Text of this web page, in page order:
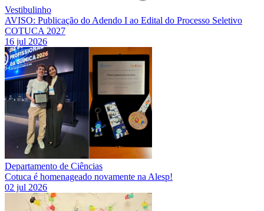
Vestibulinho
AVISO: Publicação do Adendo I ao Edital do Processo Seletivo
COTUCA 2027
16 jul 2026
Departamento de Ciências
Cotuca é homenageado novamente na Alesp!
02 jul 2026